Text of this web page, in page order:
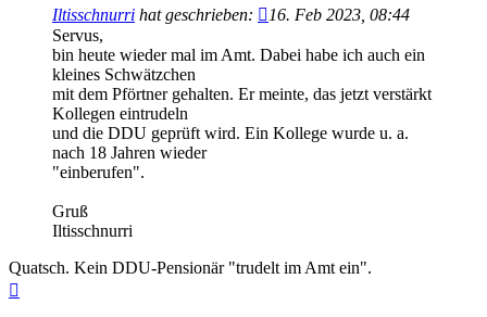
Iltisschnurri hat geschrieben:
16. Feb 2023, 08:44
Servus,
bin heute wieder mal im Amt. Dabei habe ich auch ein
kleines Schwätzchen
mit dem Pförtner gehalten. Er meinte, das jetzt verstärkt
Kollegen eintrudeln
und die DDU geprüft wird. Ein Kollege wurde u. a.
nach 18 Jahren wieder
"einberufen".
Gruß
Iltisschnurri
Quatsch. Kein DDU-Pensionär "trudelt im Amt ein".